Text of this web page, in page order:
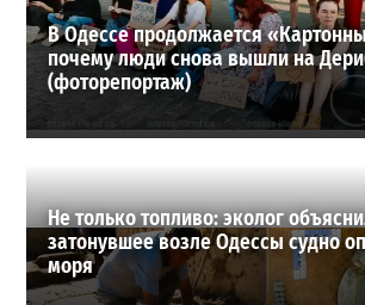
В Одессе продолжается
почему люди снова вышли на
(фоторепортаж)
Не только топливо: эколог
затонувшее возле Одессы судно
моря